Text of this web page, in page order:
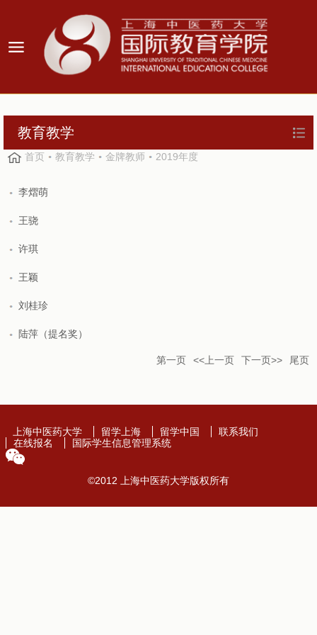
教育教学
首页 教育教学 金牌教师 2019年度
李熠萌
王骁
许琪
王颖
刘桂珍
陆萍（提名奖）
第一页 <<上一页 下一页>> 尾页
上海中医药大学 留学上海 留学中国
联系我们
在线报名
国际学生信息管理系统
©2012 上海中医药大学版权所有